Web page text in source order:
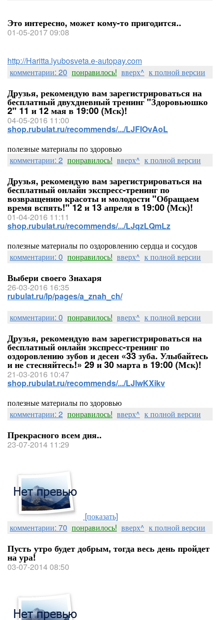
Это интересно, может кому-то пригодится..
01-05-2017 09:08
http://Haritta.lyubosveta.e-autopay.com
комментарии: 20 понравилось! вверх^ к полной версии
Друзья, рекомендую вам зарегистрироваться на
бесплатный двухдневный тренинг "Здоровьюшко
2" 11 и 12 мая в 19:00 (Мск)!
04-05-2016 11:00
shop.rubulat.ru/recommends/.../LJFIOvAoL
полезные материалы по здоровью
комментарии: 2 понравилось! вверх^ к полной версии
Друзья, рекомендую вам зарегистрироваться на
бесплатный онлайн экспресс-тренинг по
возвращению красоты и молодости "Обращаем
время вспять!" 12 и 13 апреля в 19:00 (Мск)!
01-04-2016 11:11
shop.rubulat.ru/recommends/.../LJqzLQmLz
полезные материалы по оздоровлению сердца и сосудов
комментарии: 0 понравилось! вверх^ к полной версии
Выбери своего Знахаря
26-03-2016 16:35
rubulat.ru/lp/pages/a_znah_ch/
комментарии: 0 понравилось! вверх^ к полной версии
Друзья, рекомендую вам зарегистрироваться на
бесплатный онлайн экспресс-тренинг по
оздоровлению зубов и десен «33 зуба. Улыбайтесь
и не стесняйтесь!» 29 и 30 марта в 19:00 (Мск)!
21-03-2016 10:47
shop.rubulat.ru/recommends/.../LJlwKXikv
полезные материалы по здоровью
комментарии: 2 понравилось! вверх^ к полной версии
Прекрасного всем дня..
23-07-2014 11:29
[показать]
комментарии: 70 понравилось! вверх^ к полной версии
Пусть утро будет добрым, тогда весь день пройдет
на ура!
03-07-2014 08:50